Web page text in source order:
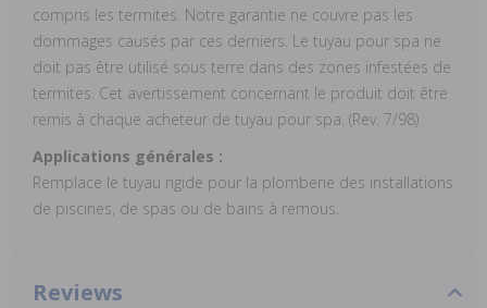
compris les termites. Notre garantie ne couvre pas les
dommages causés par ces derniers. Le tuyau pour spa ne
doit pas être utilisé sous terre dans des zones infestées de
termites. Cet avertissement concernant le produit doit être
remis à chaque acheteur de tuyau pour spa. (Rev. 7/98)
Applications générales :
Remplace le tuyau rigide pour la plomberie des installations
de piscines, de spas ou de bains à remous.
Reviews